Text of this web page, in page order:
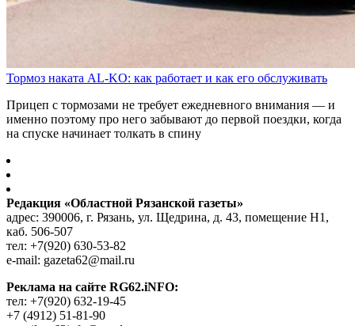
Тормоз наката AL-KO: как работает и как его обслуживать
Прицеп с тормозами не требует ежедневного внимания — и
именно поэтому про него забывают до первой поездки, когда
на спуске начинает толкать в спину
Редакция «Областной Рязанской газеты»
адрес: 390006, г. Рязань, ул. Щедрина, д. 43, помещение Н1,
каб. 506-507
тел: +7(920) 630-53-82
e-mail: gazeta62@mail.ru
Реклама на сайте RG62.iNFO:
тел: +7(920) 632-19-45
+7 (4912) 51-81-90